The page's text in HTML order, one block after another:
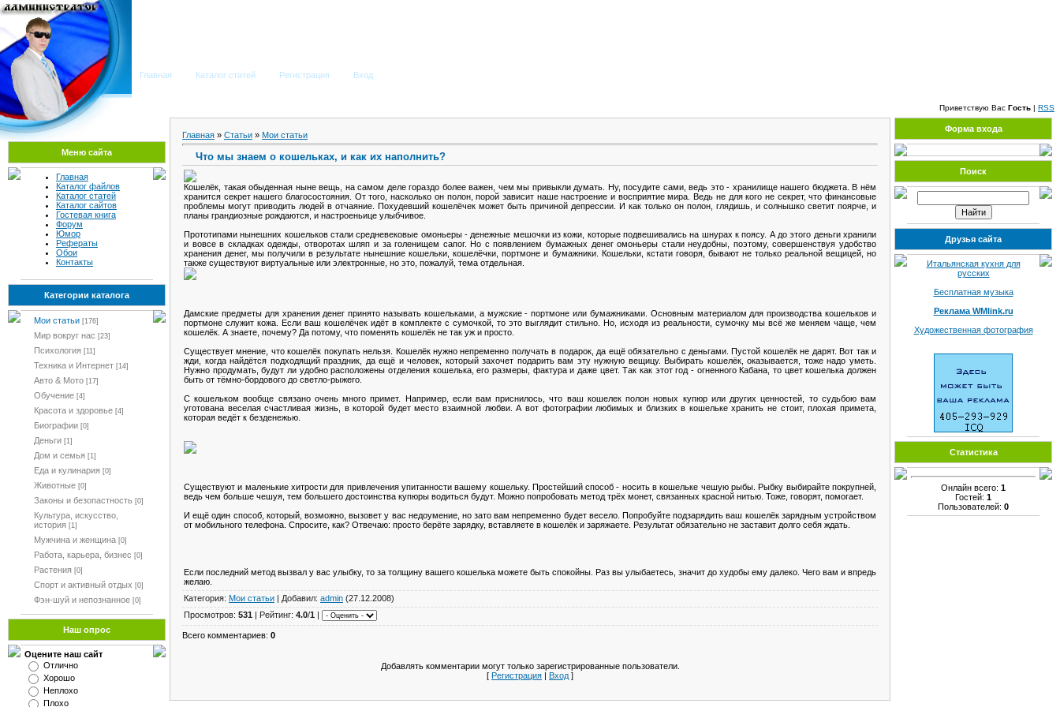
Главная Каталог статей Регистрация Вход
Приветствую Вас Гость | RSS
Меню сайта
Главная
Каталог файлов
Каталог статей
Каталог сайтов
Гостевая книга
Форум
Юмор
Рефераты
Обои
Контакты
Категории каталога
Мои статьи [176]
Мир вокруг нас [23]
Психология [11]
Техника и Интернет [14]
Авто & Мото [17]
Обучение [4]
Красота и здоровье [4]
Биографии [0]
Деньги [1]
Дом и семья [1]
Еда и кулинария [0]
Животные [0]
Законы и безопастность [0]
Культура, искусство,
история [1]
Мужчина и женщина [0]
Работа, карьера, бизнес [0]
Растения [0]
Спорт и активный отдых [0]
Фэн-шуй и непознанное [0]
Наш опрос
Оцените наш сайт
Отлично
Хорошо
Неплохо
Плохо
Главная » Статьи » Мои статьи
Что мы знаем о кошельках, и как их наполнить?
Кошелёк, такая обыденная ныне вещь, на самом деле гораздо более важен, чем мы привыкли думать. Ну, посудите сами, ведь это - хранилище нашего бюджета. В нём
хранится секрет нашего благосостояния. От того, насколько он полон, порой зависит наше настроение и восприятие мира. Ведь не для кого не секрет, что финансовые
проблемы могут приводить людей в отчаяние. Похудевший кошелёчек может быть причиной депрессии. И как только он полон, глядишь, и солнышко светит поярче, и
планы грандиозные рождаются, и настроеньице улыбчивое.
Прототипами нынешних кошельков стали средневековые омоньеры - денежные мешочки из кожи, которые подвешивались на шнурах к поясу. А до этого деньги хранили
и вовсе в складках одежды, отворотах шляп и за голенищем сапог. Но с появлением бумажных денег омоньеры стали неудобны, поэтому, совершенствуя удобство
хранения денег, мы получили в результате нынешние кошельки, кошелёчки, портмоне и бумажники. Кошельки, кстати говоря, бывают не только реальной вещицей, но
также существуют виртуальные или электронные, но это, пожалуй, тема отдельная.
Дамские предметы для хранения денег принято называть кошельками, а мужские - портмоне или бумажниками. Основным материалом для производства кошельков и
портмоне служит кожа. Если ваш кошелёчек идёт в комплекте с сумочкой, то это выглядит стильно. Но, исходя из реальности, сумочку мы всё же меняем чаще, чем
кошелёк. А знаете, почему? Да потому, что поменять кошелёк не так уж и просто.
Существует мнение, что кошелёк покупать нельзя. Кошелёк нужно непременно получать в подарок, да ещё обязательно с деньгами. Пустой кошелёк не дарят. Вот так и
жди, когда найдётся подходящий праздник, да ещё и человек, который захочет подарить вам эту нужную вещицу. Выбирать кошелёк, оказывается, тоже надо уметь.
Нужно продумать, будут ли удобно расположены отделения кошелька, его размеры, фактура и даже цвет. Так как этот год - огненного Кабана, то цвет кошелька должен
быть от тёмно-бордового до светло-рыжего.
С кошельком вообще связано очень много примет. Например, если вам приснилось, что ваш кошелек полон новых купюр или других ценностей, то судьбою вам
уготована веселая счастливая жизнь, в которой будет место взаимной любви. А вот фотографии любимых и близких в кошельке хранить не стоит, плохая примета,
которая ведёт к безденежью.
Существуют и маленькие хитрости для привлечения упитанности вашему кошельку. Простейший способ - носить в кошельке чешую рыбы. Рыбку выбирайте покрупней,
ведь чем больше чешуя, тем большего достоинства купюры водиться будут. Можно попробовать метод трёх монет, связанных красной нитью. Тоже, говорят, помогает.
И ещё один способ, который, возможно, вызовет у вас недоумение, но зато вам непременно будет весело. Попробуйте подзарядить ваш кошелёк зарядным устройством
от мобильного телефона. Спросите, как? Отвечаю: просто берёте зарядку, вставляете в кошелёк и заряжаете. Результат обязательно не заставит долго себя ждать.
Если последний метод вызвал у вас улыбку, то за толщину вашего кошелька можете быть спокойны. Раз вы улыбаетесь, значит до худобы ему далеко. Чего вам и впредь
желаю.
Категория: Мои статьи | Добавил: admin (27.12.2008)
Просмотров: 531 | Рейтинг: 4.0/1 |
Всего комментариев: 0
Добавлять комментарии могут только зарегистрированные пользователи.
[ Регистрация | Вход ]
Форма входа
Поиск
Друзья сайта
Итальянская кухня для
русских
Бесплатная музыка
Реклама WMlink.ru
Художественная фотография
Статистика
Онлайн всего: 1
Гостей: 1
Пользователей: 0